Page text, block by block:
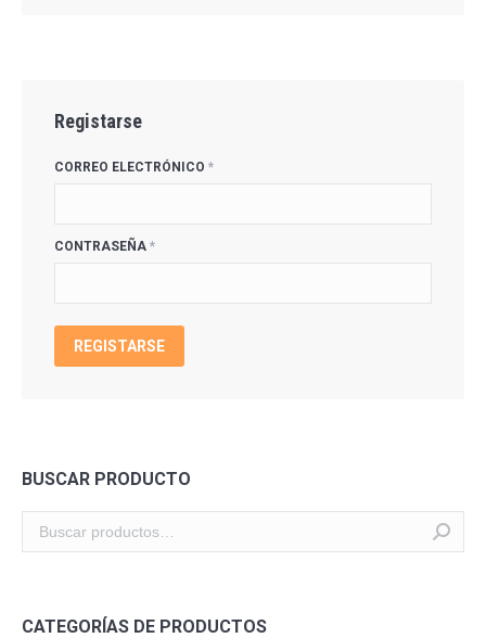
Registarse
CORREO ELECTRÓNICO *
CONTRASEÑA *
REGISTARSE
BUSCAR PRODUCTO
CATEGORÍAS DE PRODUCTOS